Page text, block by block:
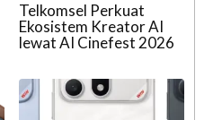
Telkomsel Perkuat
Ekosistem Kreator AI
lewat AI Cinefest 2026